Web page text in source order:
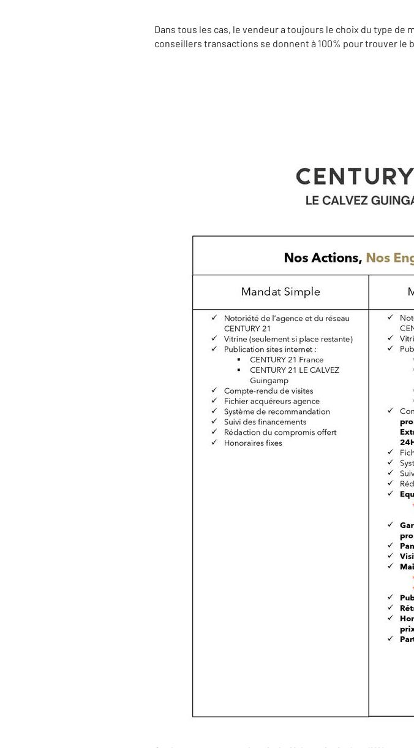
Dans tous les cas, le vendeur a toujours le choix du type de
conseillers transactions se donnent à 100% pour trouver le